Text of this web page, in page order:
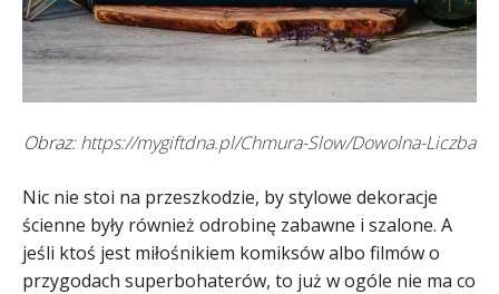
Obraz:https://mygiftdna.pl/Chmura-Slow/Dowolna-Liczba
Nic nie stoi na przeszkodzie, by stylowe dekoracje
ścienne były również odrobinę zabawne i szalone. A
jeśli ktoś jest miłośnikiem komiksów albo filmów o
przygodach superbohaterów, to już w ogóle nie ma co